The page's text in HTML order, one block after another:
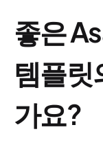
좋은
템플릿
가요?